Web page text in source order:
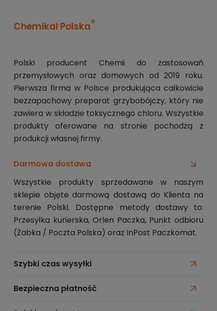
Chemikal Polska®
Polski producent Chemii do zastosowań
przemysłowych oraz domowych od 2019 roku.
Pierwsza firma w Polsce produkująca całkowicie
bezzapachowy preparat grzybobójczy, który nie
zawiera w składzie toksycznego chloru. Wszystkie
produkty oferowane na stronie pochodzą z
produkcji własnej firmy.
Darmowa dostawa
Wszystkie produkty sprzedawane w naszym
sklepie objęte darmową dostawą do Klienta na
terenie Polski. Dostępne metody dostawy to:
Przesyłka kurierska, Orlen Paczka, Punkt odbioru
(Żabka / Poczta Polska) oraz InPost Paczkomat.
Szybki czas wysyłki
Bezpieczna płatność